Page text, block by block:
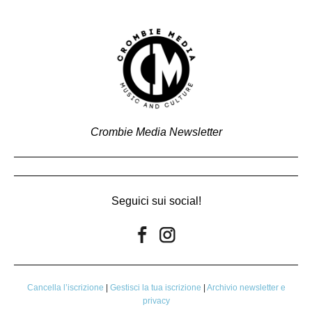
Crombie Media Newsletter
Seguici sui social!
Cancella l’iscrizione Gestisci la tua iscrizione
Archivio newsletter e
privacy